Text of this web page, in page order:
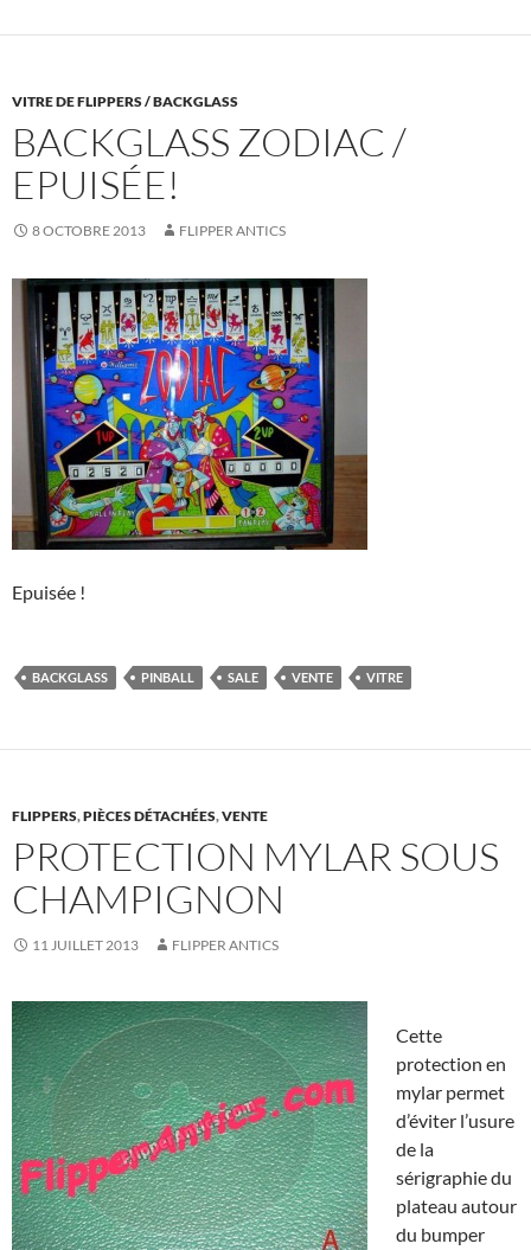
VITRE DE FLIPPERS / BACKGLASS
BACKGLASS ZODIAC /
EPUISÉE!
8 OCTOBRE 2013 FLIPPER ANTICS
Epuisée !
BACKGLASS PINBALL SALE VENTE VITRE
FLIPPERS,PIÈCES DÉTACHÉES,VENTE
PROTECTION MYLAR SOUS
CHAMPIGNON
11 JUILLET 2013 FLIPPER ANTICS
Cette
protection en
mylar permet
d’éviter l’usure
de la
sérigraphie du
plateau autour
du bumper